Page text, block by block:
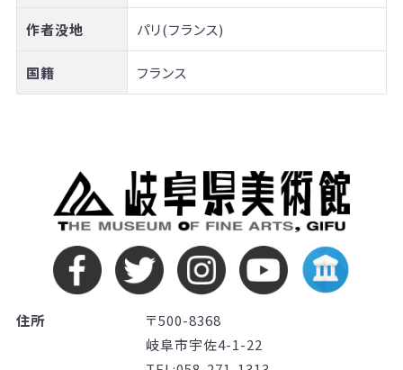
作者没地 パリ(フランス)
国籍 フランス
住所
〒500-8368
岐阜市宇佐4-1-22